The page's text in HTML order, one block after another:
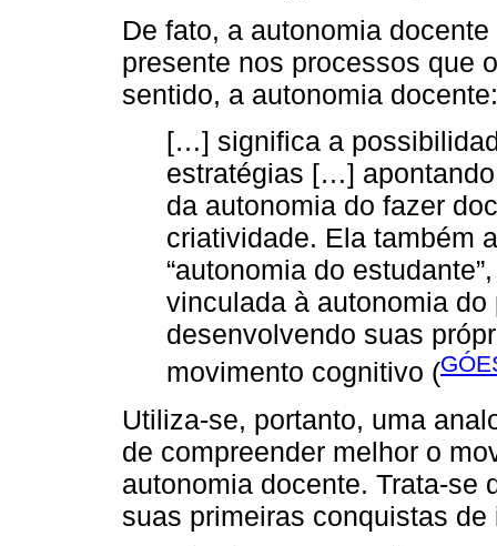
De fato, a autonomia
presente nos processos que
sentido, a autonomia docente:
[…] significa a
estratégias […]
da autonomia do fazer
criatividade. Ela também
“autonomia do
vinculada à autonomia
desenvolvendo suas
movimento cognitivo (
Utiliza-se, portanto, uma
de compreender melhor o
autonomia docente. Trata-se
suas primeiras conquistas